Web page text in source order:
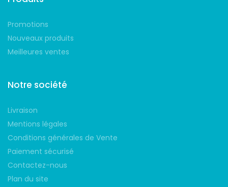
Promotions
Nouveaux produits
Meilleures ventes
Notre société
Livraison
Mentions légales
Conditions générales de Vente
Paiement sécurisé
Contactez-nous
Plan du site